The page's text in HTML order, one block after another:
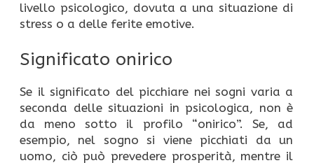
livello psicologico, dovuta a una situazione di
stress o a delle ferite emotive.
Significato onirico
Se il significato del picchiare nei sogni varia a
seconda delle situazioni in psicologica, non è
da meno sotto il profilo “onirico”. Se, ad
esempio, nel sogno si viene picchiati da un
uomo, ciò può prevedere prosperità, mentre il